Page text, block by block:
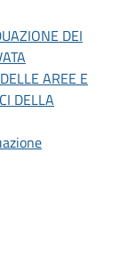
DEI
AREE E
DELLA